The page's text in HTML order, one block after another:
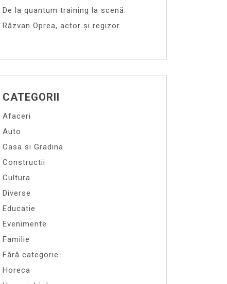
De la quantum training la scenă:
Răzvan Oprea, actor și regizor
CATEGORII
Afaceri
Auto
Casa si Gradina
Constructii
Cultura
Diverse
Educatie
Evenimente
Familie
Fără categorie
Horeca